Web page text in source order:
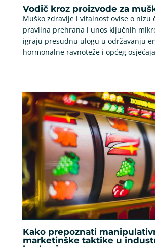
Vodič kroz proizvode za
Muško zdravlje i vitalnost ovise o nizu
pravilna prehrana i unos ključnih
igraju presudnu ulogu u održavanju
hormonalne ravnoteže i općeg
Kako prepoznati
marketinške taktike u